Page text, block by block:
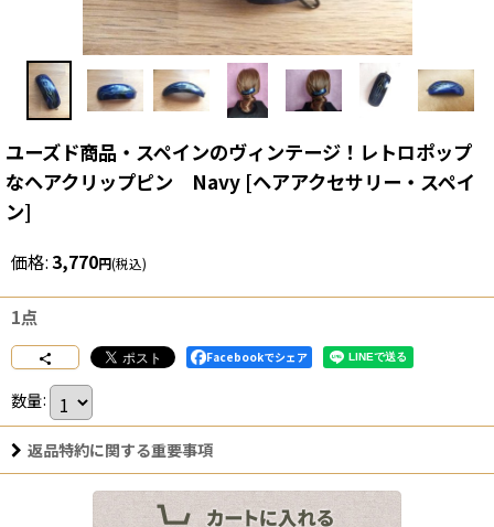
ユーズド商品・スペインのヴィンテージ！レトロポップ
なヘアクリップピン Navy [ヘアアクセサリー・スペイ
ン]
価格:3,770円(税込)
1点
Facebookでシェア
数量:
返品特約に関する重要事項